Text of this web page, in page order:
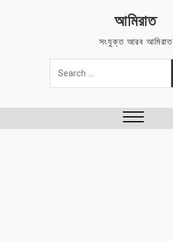
আমিরাত
সংযুক্ত আরব আমিরাত
Search
for: